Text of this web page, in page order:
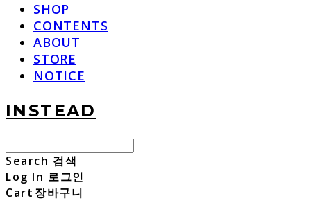
SHOP
CONTENTS
ABOUT
STORE
NOTICE
INSTEAD
Search 검색
Log In 로그인
Cart 장바구니